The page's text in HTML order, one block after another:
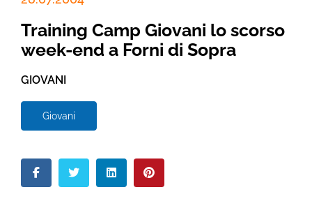
Training Camp Giovani lo scorso
week-end a Forni di Sopra
GIOVANI
Giovani